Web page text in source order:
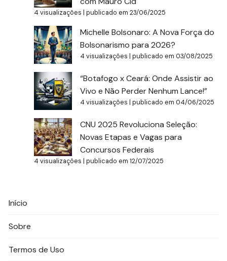
4 visualizações |publicado em 23/06/2025
Michelle Bolsonaro: A Nova Força do
Bolsonarismo para 2026?
4 visualizações |publicado em 03/08/2025
“Botafogo x Ceará: Onde Assistir ao
Vivo e Não Perder Nenhum Lance!”
4 visualizações |publicado em 04/06/2025
CNU 2025 Revoluciona Seleção:
Novas Etapas e Vagas para
Concursos Federais
4 visualizações |publicado em 12/07/2025
Início
Sobre
Termos de Uso